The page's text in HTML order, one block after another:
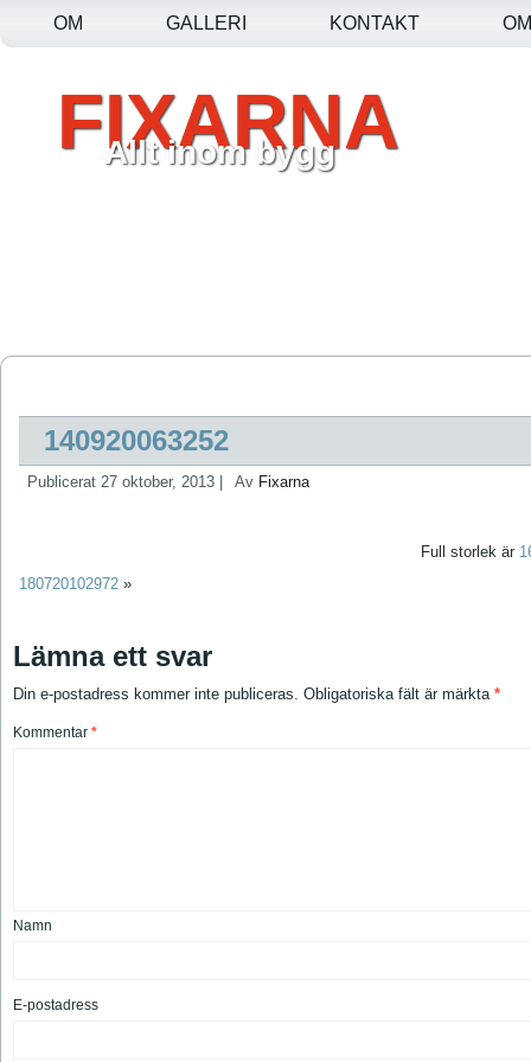
OM GALLERI KONTAKT
FIXARNA
Allt inom bygg
140920063252
Publicerat 27 oktober, 2013 Av Fixarna
Full storlek är
180720102972 »
Lämna ett svar
Din e-postadress kommer inte publiceras. Obligatoriska fält är märkta *
Kommentar *
Namn
E-postadress